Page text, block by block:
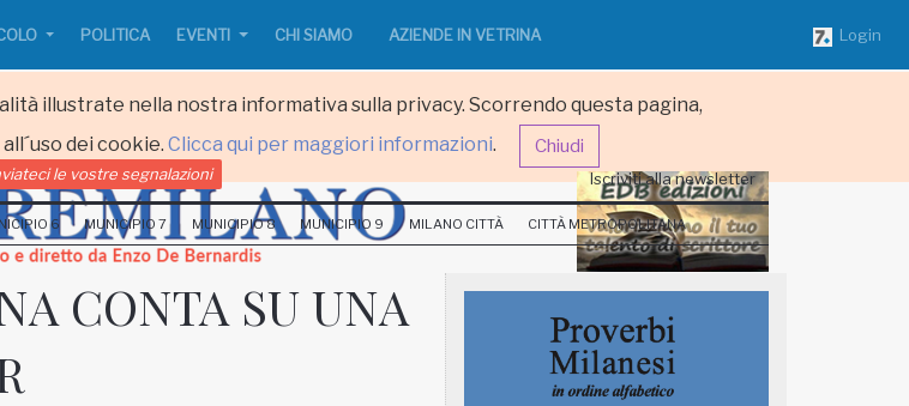
illustrate nella nostra informativa sulla privacy. Scorrendo questa pagina,
dei cookie. Clicca qui per maggiori informazioni. Chiudi
POLITICA EVENTI CHI SIAMO AZIENDE IN VETRINA Login
le vostre segnalazioni Iscriviti alla newsletter
6 MUNICIPIO 7 MUNICIPIO 8 MUNICIPIO 9 MILANO CITTÀ CITTÀ METROPOLITANA
CONTA SU UNA